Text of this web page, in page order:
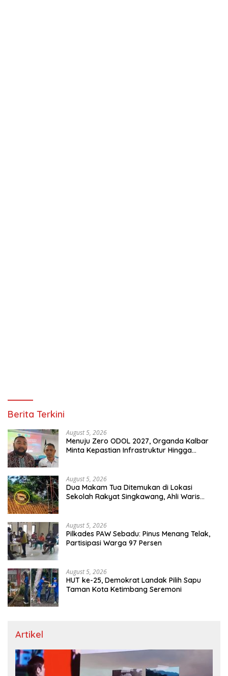
Berita Terkini
August 5, 2026
Menuju Zero ODOL 2027, Organda Kalbar
Minta Kepastian Infrastruktur Hingga
August 5, 2026
Dua Makam Tua Ditemukan di Lokasi
Sekolah Rakyat Singkawang, Ahli Waris
August 5, 2026
Pilkades PAW Sebadu: Pinus Menang Telak,
Partisipasi Warga 97 Persen
August 5, 2026
HUT ke-25, Demokrat Landak Pilih Sapu
Taman Kota Ketimbang Seremoni
Artikel